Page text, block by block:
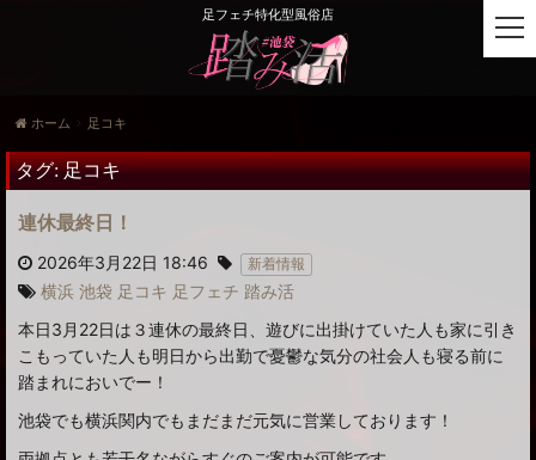
足フェチ特化型風俗店
ホーム 足コキ
タグ:足コキ
連休最終日！
2026年3月22日 18:46 新着情報
横浜 池袋 足コキ 足フェチ 踏み活
本日3月22日は３連休の最終日、遊びに出掛けていた人も家に引き
こもっていた人も明日から出勤で憂鬱な気分の社会人も寝る前に
踏まれにおいでー！
池袋でも横浜関内でもまだまだ元気に営業しております！
t
o
e
t